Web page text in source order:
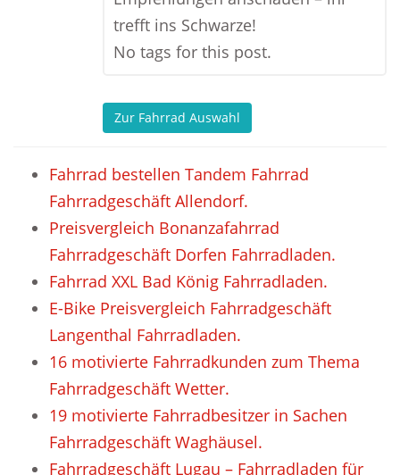
trefft ins Schwarze!
No tags for this post.
Zur Fahrrad Auswahl
Fahrrad bestellen Tandem Fahrrad
Fahrradgeschäft Allendorf.
Preisvergleich Bonanzafahrrad
Fahrradgeschäft Dorfen Fahrradladen.
Fahrrad XXL Bad König Fahrradladen.
E-Bike Preisvergleich Fahrradgeschäft
Langenthal Fahrradladen.
16 motivierte Fahrradkunden zum Thema
Fahrradgeschäft Wetter.
19 motivierte Fahrradbesitzer in Sachen
Fahrradgeschäft Waghäusel.
Fahrradgeschäft Lugau – Fahrradladen für